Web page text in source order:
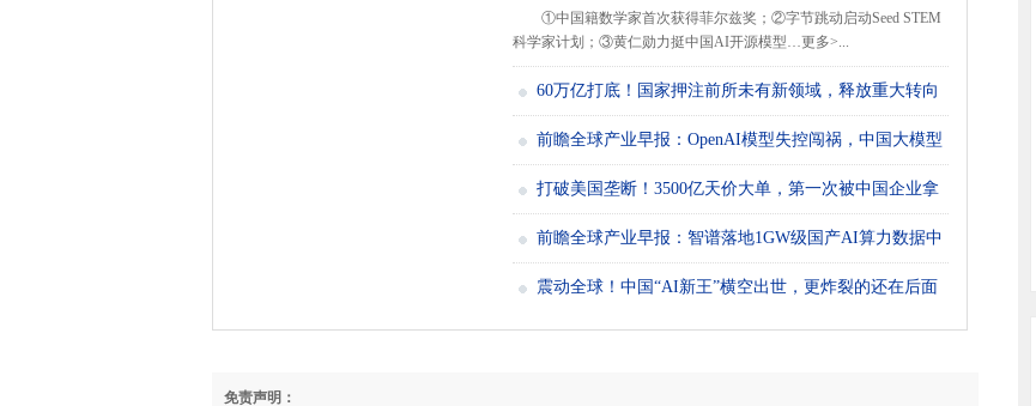
展“十五五”规划》
①中国籍数学家首次获得菲尔兹奖；②字节跳动启动Seed STEM
科学家计划；③黄仁勋力挺中国AI开源模型…更多>...
60万亿打底！国家押注前所未有新领域，释放重大转向
信号
前瞻全球产业早报：OpenAI模型失控闯祸，中国大模型
救场
打破美国垄断！3500亿天价大单，第一次被中国企业拿
前瞻全球产业早报：智谱落地1GW级国产AI算力数据中
震动全球！中国“AI新王”横空出世，更炸裂的还在后面
免责声明：